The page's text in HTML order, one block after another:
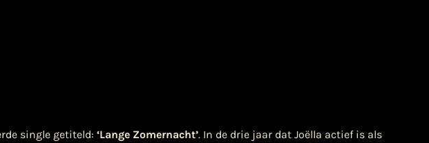
single getiteld: ‘Lange Zomernacht’. In de drie jaar dat Joëlla actief is als